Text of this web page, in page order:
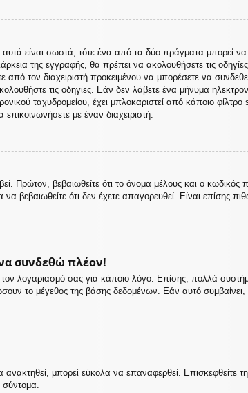
είναι σωστά, τότε ένα από τα δύο πράγματα μπορεί να
της εγγραφής, θα πρέπει να ακολουθήσετε τις
από τον διαχειριστή προκειμένου να μπορέσετε να
τις οδηγίες. Εάν δεν λάβετε ένα μήνυμα
ταχυδρομείου, έχει μπλοκαριστεί από κάποιο
με έναν διαχειριστή.
Πρώτον, βεβαιωθείτε ότι το όνομα μέλους και ο
βεβαιωθείτε ότι δεν έχετε απαγορευθεί. Είναι επίσης
συνδεθώ πλέον!
τον λογαριασμό σας για κάποιο λόγο. Επίσης, πολλά
το μέγεθος της βάσης δεδομένων. Εάν αυτό
μπορεί εύκολα να επαναφερθεί. Επισκεφθείτε
σύντομα.